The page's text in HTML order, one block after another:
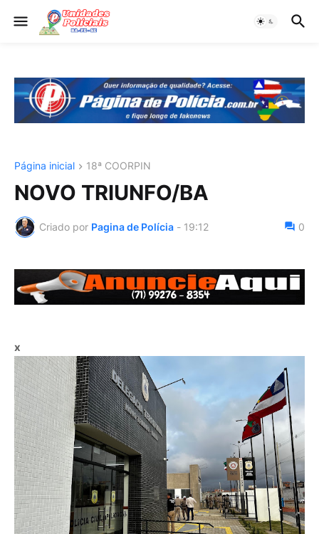
Página inicial 18ª COORPIN
NOVO TRIUNFO/BA
Criado por Pagina de Polícia - 19:12 0
x